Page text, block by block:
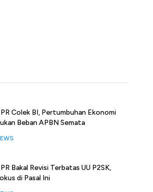
Colek BI, Pertumbuhan Ekonomi
Beban APBN Semata
Bakal Revisi Terbatas UU P2SK,
di Pasal Ini